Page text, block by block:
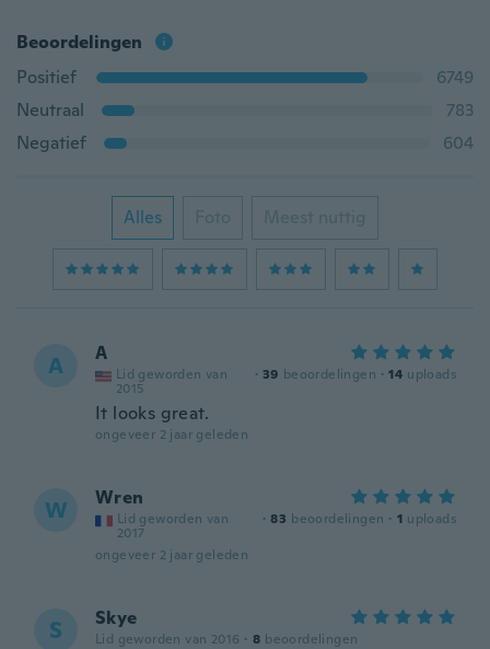
Beoordelingen
Positief
6749
Neutraal
783
Negatief
604
Alles Foto Meest nuttig
A A
Lid geworden van
2015
· 39 beoordelingen · 14 uploads
It looks great.
ongeveer 2 jaar geleden
W Wren
Lid geworden van
2017
· 83 beoordelingen · 1 uploads
ongeveer 2 jaar geleden
S Skye
Lid geworden van 2016 · 8 beoordelingen